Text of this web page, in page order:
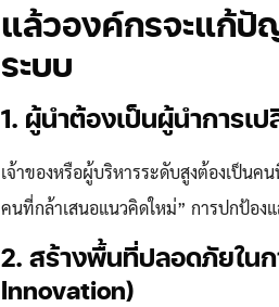
แล้วองค์กรจะแก้ปั
ระบบ
1. ผู้นำต้องเป็นผู้นำการเ
เจ้าของหรือผู้บริหารระดับสูงต้องเป็น
คนที่กล้าเสนอแนวคิดใหม่” การปกป้อง
2. สร้างพื้นที่ปลอดภัยใน
Innovation)